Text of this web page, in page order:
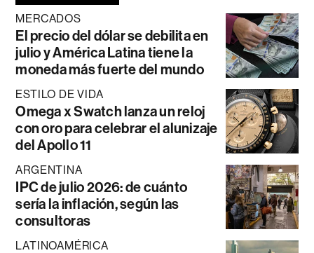
MERCADOS
El precio del dólar se debilita en
julio y América Latina tiene la
moneda más fuerte del mundo
ESTILO DE VIDA
Omega x Swatch lanza un reloj
con oro para celebrar el alunizaje
del Apollo 11
ARGENTINA
IPC de julio 2026: de cuánto
sería la inflación, según las
consultoras
LATINOAMÉRICA